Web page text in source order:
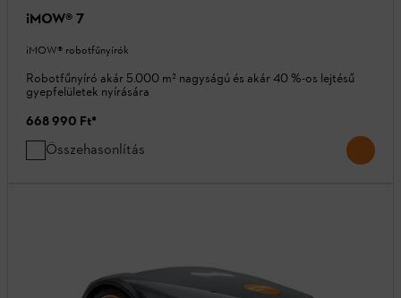
iMOW® 7
iMOW® robotfűnyírók
Robotfűnyíró akár 5.000 m² nagyságú és akár 40 %-os lejtésű
gyepfelületek nyírására
668 990 Ft*
Összehasonlítás